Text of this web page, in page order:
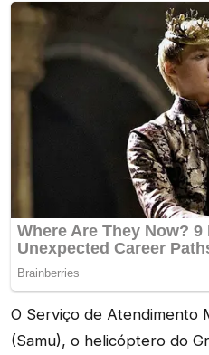
O Serviço de Atendimento
(Samu), o helicóptero do